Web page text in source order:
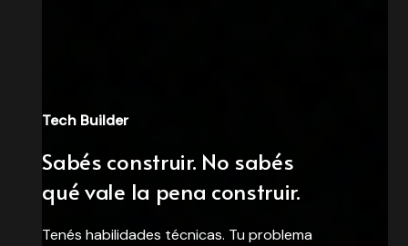
Tech Builder
Sabés construir. No sabés
qué vale la pena construir.
Tenés habilidades técnicas. Tu problema